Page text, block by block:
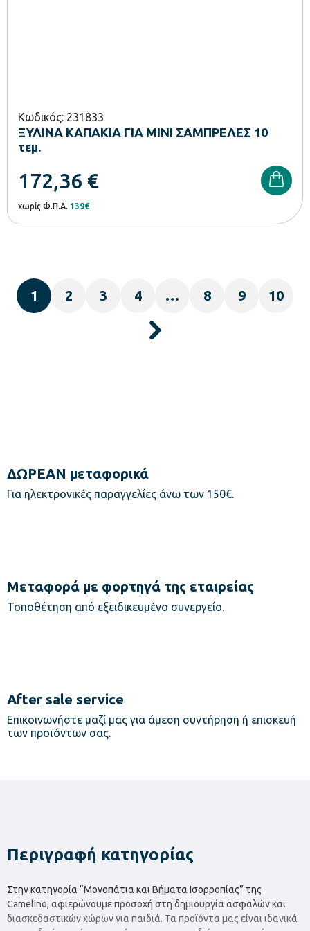
Κωδικός: 231833
ΞΥΛΙΝΑ ΚΑΠΑΚΙΑ ΓΙΑ MINI ΣΑΜΠΡΕΛΕΣ 10
τεμ.
172,36 €
χωρίς Φ.Π.Α. 139€
1 2 3 4 … 8 9 10
ΔΩΡΕΑΝ μεταφορικά
Για ηλεκτρονικές παραγγελίες άνω των 150€.
Μεταφορά με φορτηγά της εταιρείας
Τοποθέτηση από εξειδικευμένο συνεργείο.
After sale service
Επικοινωνήστε μαζί μας για άμεση συντήρηση ή επισκευή
των προϊόντων σας.
Περιγραφή κατηγορίας
Στην κατηγορία “Μονοπάτια και Βήματα Ισορροπίας” της
Camelino, αφιερώνουμε προσοχή στη δημιουργία ασφαλών και
διασκεδαστικών χώρων για παιδιά. Τα προϊόντα μας είναι ιδανικά